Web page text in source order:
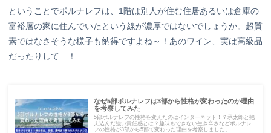
ということでポルナレフは、1階は別人が住む住居あるいは倉庫の
富裕層の家に住んでいたという線が濃厚ではないでしょうか。超質
素ではなさそうな様子も納得ですよね～！あのワイン、実は高級品
だったりして…！
なぜ5部ポルナレフは3部から性格が変わったのか理由
を考察してみた
5部ポルナレフの性格を変えたのはインターネット！？承太郎と抱
え込んだ強い責任感とは？趣味もできない生き辛さなどポルナレ
フの性格が3部から5部で変わった理由を考察しました。